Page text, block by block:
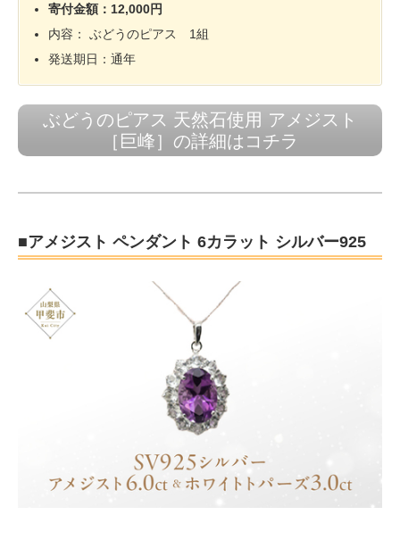
寄付金額：12,000円
内容： ぶどうのピアス 1組
発送期日：通年
ぶどうのピアス 天然石使用 アメジスト
［巨峰］の詳細はコチラ
■アメジスト ペンダント 6カラット シルバー925